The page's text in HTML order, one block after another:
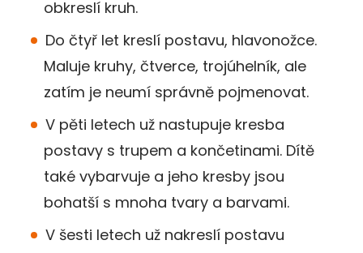
obkreslí kruh.
Do čtyř let kreslí postavu, hlavonožce.
Maluje kruhy, čtverce, trojúhelník, ale
zatím je neumí správně pojmenovat.
V pěti letech už nastupuje kresba
postavy s trupem a končetinami. Dítě
také vybarvuje a jeho kresby jsou
bohatší s mnoha tvary a barvami.
V šesti letech už nakreslí postavu